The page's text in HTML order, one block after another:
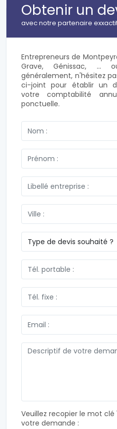
Obtenir un
avec notre partenaire
Entrepreneurs de
Grave, Génissac, ...
généralement, n'hésitez
ci-joint pour établir un
votre comptabilité
ponctuelle.
Veuillez recopier le mot clé
votre demande :